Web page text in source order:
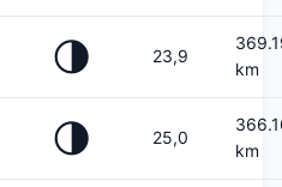
🌗 23,9
km
🌗 25,0
km